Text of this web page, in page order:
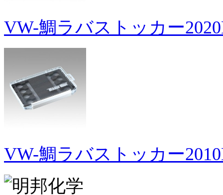
VW-鯛ラバストッカー
VW-鯛ラバストッカー